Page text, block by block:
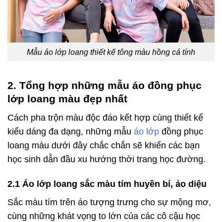
Mẫu áo lớp loang thiết kế tông màu hồng cá tính
2. Tổng hợp những mẫu áo đồng phục
lớp loang màu đẹp nhất
Cách pha trộn màu độc đáo kết hợp cùng thiết kế
kiểu dáng đa dạng, những mẫu áo lớp đồng phục
loang màu dưới đây chắc chắn sẽ khiến các bạn
học sinh dẫn đầu xu hướng thời trang học đường.
2.1 Áo lớp loang sắc màu tím huyền bí, ảo diệu
Sắc màu tím trên áo tượng trưng cho sự mộng mơ,
cùng những khát vọng to lớn của các cô cậu học